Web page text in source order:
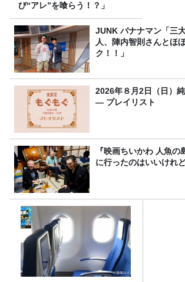
び“アレ”を喰らう！？」
JUNK バナナマン「三大“小MC”の一
人、陣内智則さんとほ
ク！！」
2026年８月2日（日）
― プレイリスト
『映画ちいかわ 人魚
に行ったのはいいけれ